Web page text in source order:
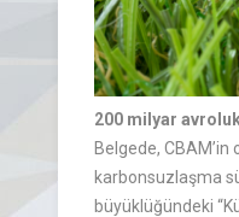
200 milyar
Belgede, CBAM’in
karbonsuzlaşma
büyüklüğündeki